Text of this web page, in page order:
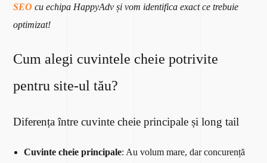
SEO cu echipa HappyAdv și vom identifica exact ce trebuie
optimizat!
Cum alegi cuvintele cheie potrivite
pentru site-ul tău?
Diferența între cuvinte cheie principale și long tail
Cuvinte cheie principale: Au volum mare, dar concurență